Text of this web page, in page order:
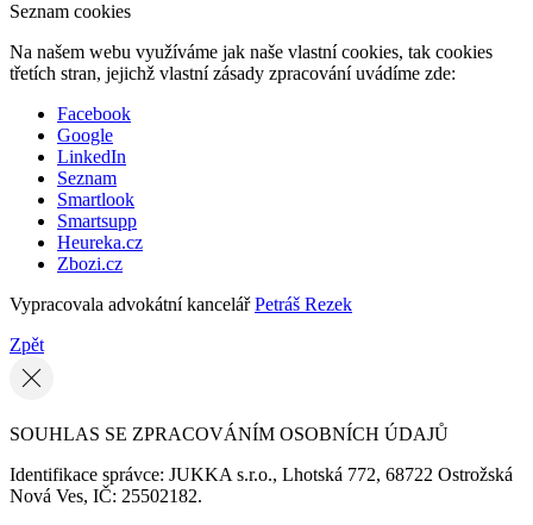
Seznam cookies
Na našem webu využíváme jak naše vlastní cookies, tak cookies
třetích stran, jejichž vlastní zásady zpracování uvádíme zde:
Facebook
Google
LinkedIn
Seznam
Smartlook
Smartsupp
Heureka.cz
Zbozi.cz
Vypracovala advokátní kancelářPetráš Rezek
Zpět
SOUHLAS SE ZPRACOVÁNÍM OSOBNÍCH ÚDAJŮ
Identifikace správce: JUKKA s.r.o., Lhotská 772, 68722 Ostrožská
Nová Ves, IČ: 25502182.